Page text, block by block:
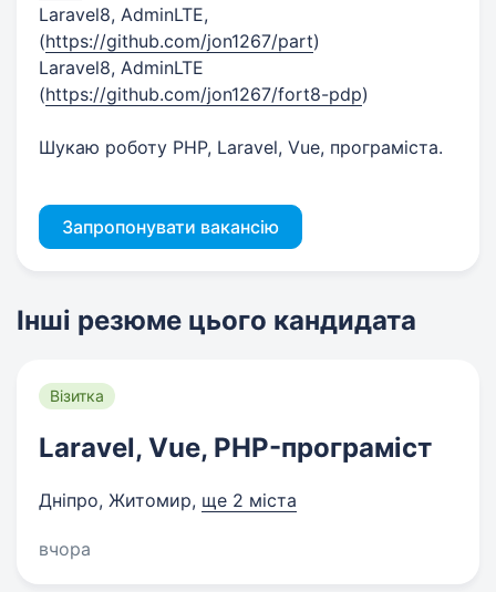
Laravel8, AdminLTE,
(https://github.com/jon1267/part)
Laravel8, AdminLTE
(https://github.com/jon1267/fort8-pdp)
Шукаю роботу PHP, Laravel, Vue, програміста.
Запропонувати вакансію
Інші резюме цього кандидата
Візитка
Laravel, Vue, PHP-програміст
Дніпро, Житомир, ще 2 міста
вчора